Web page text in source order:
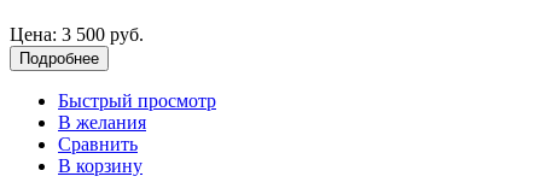
Цена: 3 500 руб.
Подробнее
Быстрый просмотр
В желания
Сравнить
В корзину